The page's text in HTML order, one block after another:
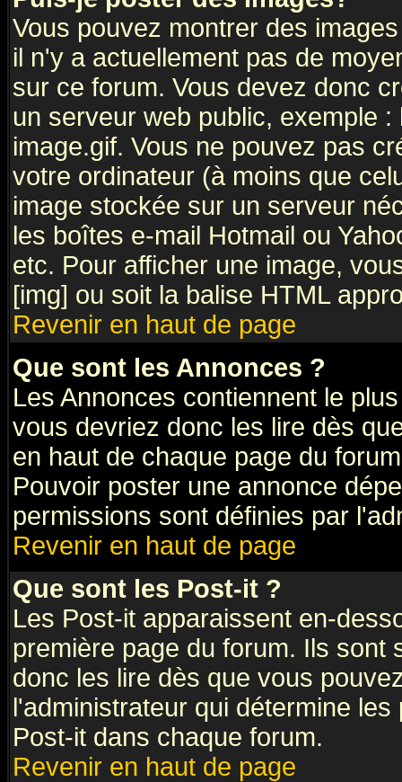
Vous pouvez montrer des
il n'y a actuellement pas de
sur ce forum. Vous devez donc
un serveur web public, exemple
image.gif. Vous ne pouvez pas
votre ordinateur (à moins que
image stockée sur un serveur
les boîtes e-mail Hotmail ou
etc. Pour afficher une image,
[img] ou soit la balise HTML
Revenir en haut de page
Que sont les Annonces ?
Les Annonces contiennent le
vous devriez donc les lire dès
en haut de chaque page du
Pouvoir poster une annonce
permissions sont définies par
Revenir en haut de page
Que sont les Post-it ?
Les Post-it apparaissent en-
première page du forum. Ils
donc les lire dès que vous
l'administrateur qui détermine
Post-it dans chaque forum.
Revenir en haut de page